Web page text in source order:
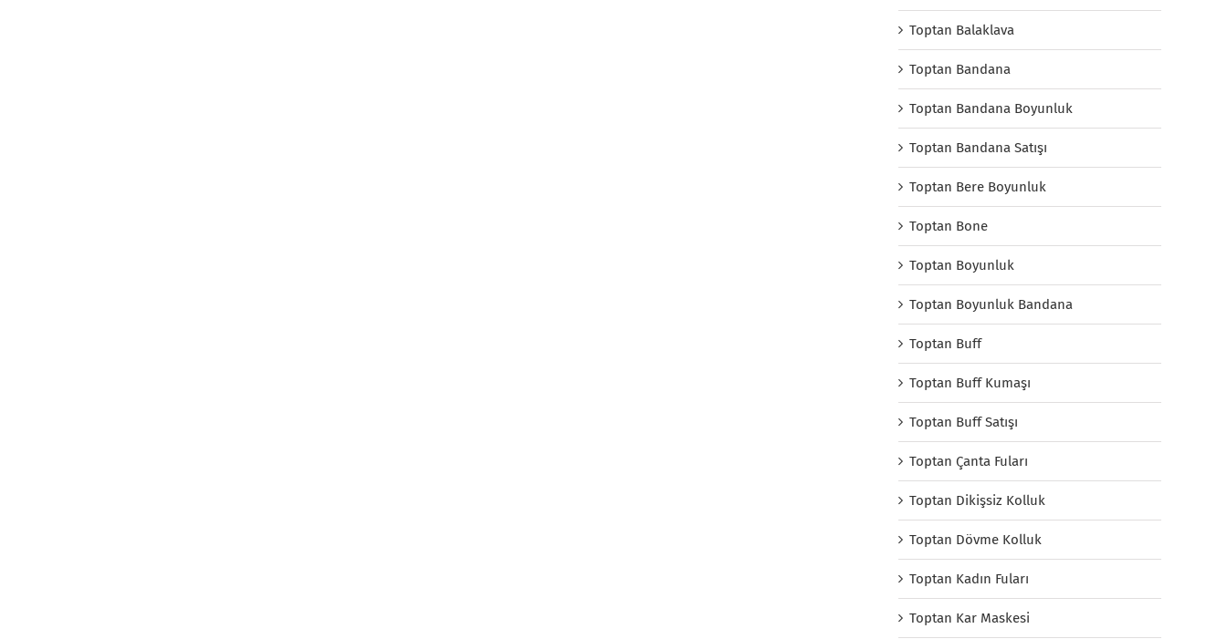
Toptan Balaklava
Toptan Bandana
Toptan Bandana Boyunluk
Toptan Bandana Satışı
Toptan Bere Boyunluk
Toptan Bone
Toptan Boyunluk
Toptan Boyunluk Bandana
Toptan Buff
Toptan Buff Kumaşı
Toptan Buff Satışı
Toptan Çanta Fuları
Toptan Dikişsiz Kolluk
Toptan Dövme Kolluk
Toptan Kadın Fuları
Toptan Kar Maskesi